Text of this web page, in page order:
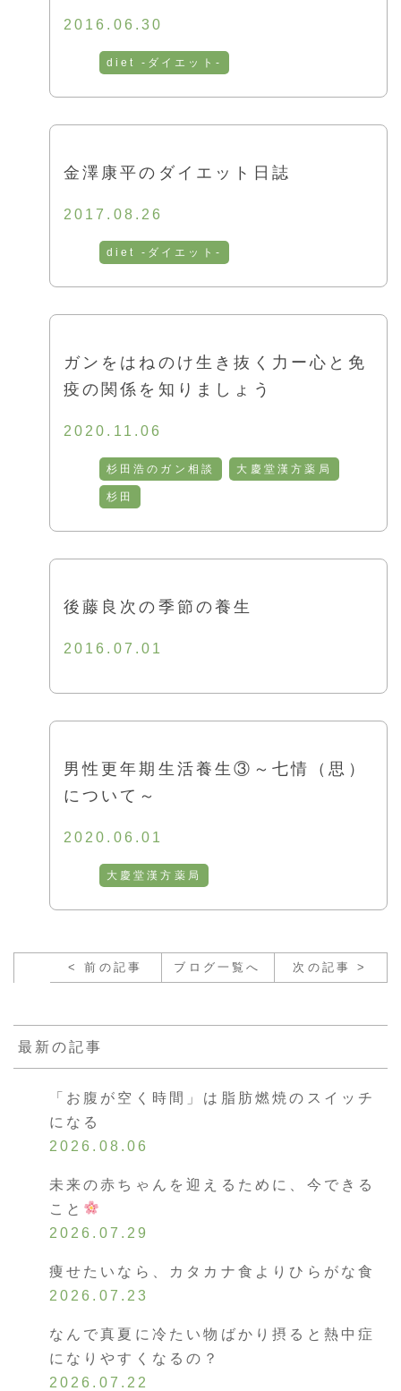
2016.06.30
diet -ダイエット-
金澤康平のダイエット日誌
2017.08.26
diet -ダイエット-
ガンをはねのけ生き抜く力ー心と免
疫の関係を知りましょう
2020.11.06
杉田浩のガン相談 大慶堂漢方薬局
杉田
後藤良次の季節の養生
2016.07.01
男性更年期生活養生③～七情（思）
について～
2020.06.01
大慶堂漢方薬局
< 前の記事 ブログ一覧へ 次の記事 >
最新の記事
「お腹が空く時間」は脂肪燃焼のスイッチ
になる
2026.08.06
未来の赤ちゃんを迎えるために、今できる
こと
2026.07.29
痩せたいなら、カタカナ食よりひらがな食
2026.07.23
なんで真夏に冷たい物ばかり摂ると熱中症
になりやすくなるの？
2026.07.22